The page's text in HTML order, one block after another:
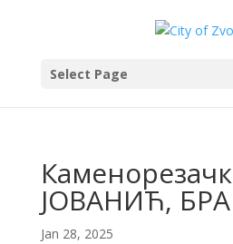
Select Page
ЈОВАНИЋ,
Jan 28, 2025